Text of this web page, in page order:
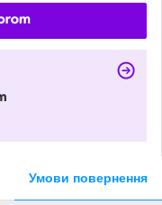
Умови повернення